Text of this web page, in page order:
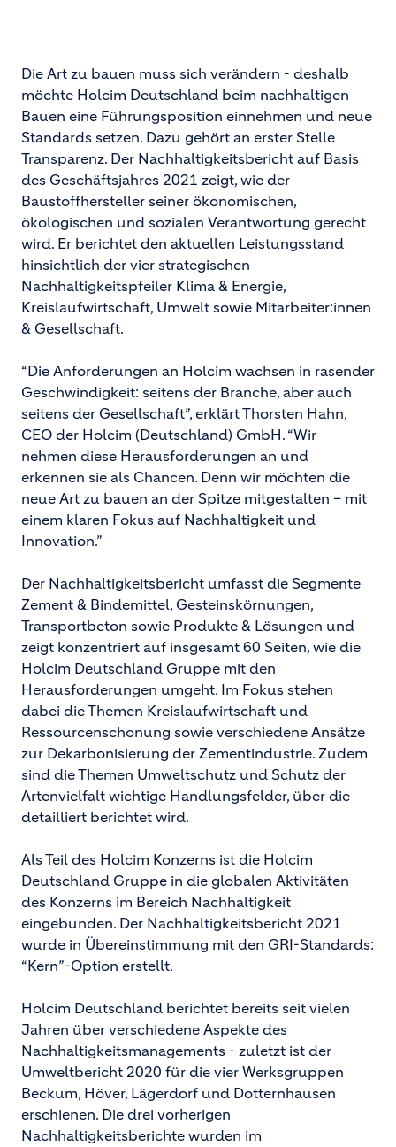
Die Art zu bauen muss sich verändern - deshalb
möchte Holcim Deutschland beim nachhaltigen
Bauen eine Führungsposition einnehmen und neue
Standards setzen. Dazu gehört an erster Stelle
Transparenz. Der Nachhaltigkeitsbericht auf Basis
des Geschäftsjahres 2021 zeigt, wie der
Baustoffhersteller seiner ökonomischen,
ökologischen und sozialen Verantwortung gerecht
wird. Er berichtet den aktuellen Leistungsstand
hinsichtlich der vier strategischen
Nachhaltigkeitspfeiler Klima & Energie,
Kreislaufwirtschaft, Umwelt sowie Mitarbeiter:innen
& Gesellschaft.
“Die Anforderungen an Holcim wachsen in rasender
Geschwindigkeit: seitens der Branche, aber auch
seitens der Gesellschaft”, erklärt Thorsten Hahn,
CEO der Holcim (Deutschland) GmbH. “Wir
nehmen diese Herausforderungen an und
erkennen sie als Chancen. Denn wir möchten die
neue Art zu bauen an der Spitze mitgestalten – mit
einem klaren Fokus auf Nachhaltigkeit und
Innovation.”
Der Nachhaltigkeitsbericht umfasst die Segmente
Zement & Bindemittel, Gesteinskörnungen,
Transportbeton sowie Produkte & Lösungen und
zeigt konzentriert auf insgesamt 60 Seiten, wie die
Holcim Deutschland Gruppe mit den
Herausforderungen umgeht. Im Fokus stehen
dabei die Themen Kreislaufwirtschaft und
Ressourcenschonung sowie verschiedene Ansätze
zur Dekarbonisierung der Zementindustrie. Zudem
sind die Themen Umweltschutz und Schutz der
Artenvielfalt wichtige Handlungsfelder, über die
detailliert berichtet wird.
Als Teil des Holcim Konzerns ist die Holcim
Deutschland Gruppe in die globalen Aktivitäten
des Konzerns im Bereich Nachhaltigkeit
eingebunden. Der Nachhaltigkeitsbericht 2021
wurde in Übereinstimmung mit den GRI-Standards:
“Kern”-Option erstellt.
Holcim Deutschland berichtet bereits seit vielen
Jahren über verschiedene Aspekte des
Nachhaltigkeitsmanagements - zuletzt ist der
Umweltbericht 2020 für die vier Werksgruppen
Beckum, Höver, Lägerdorf und Dotternhausen
erschienen. Die drei vorherigen
Nachhaltigkeitsberichte wurden im